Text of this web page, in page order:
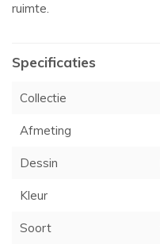
ruimte.
Specificaties
Collectie
Afmeting
Dessin
Kleur
Soort